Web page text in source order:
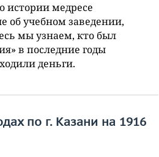
истории медресе
об учебном заведении,
мы узнаем, кто был
в последние годы
деньги.
по г. Казани на 1916